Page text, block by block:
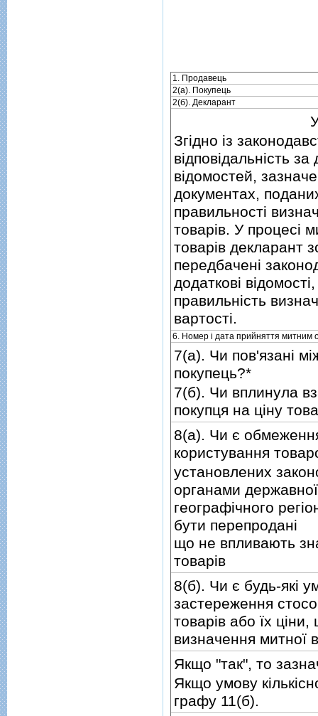
1. Продавець
2(а). Покупець
2(б). Декларант
Згiдно iз
вiдповiдальнiсть за
вiдомостей,
документах,
правильностi
товарiв. У процесi
товарiв декларант
передбаченi
додатковi
правильнiсть
вартостi.
6. Номер i дата прийняття митним
7(а). Чи пов'язанi
покупець?*
7(б). Чи вплинула
покупця на цiну
8(а). Чи є
користування
установлених
органами
географiчного
бути перепроданi
що не впливають
товарiв
8(б). Чи є будь-якi
застереження
товарiв або їх
визначення митної
Якщо "так", то
Якщо умову
графу 11(б).